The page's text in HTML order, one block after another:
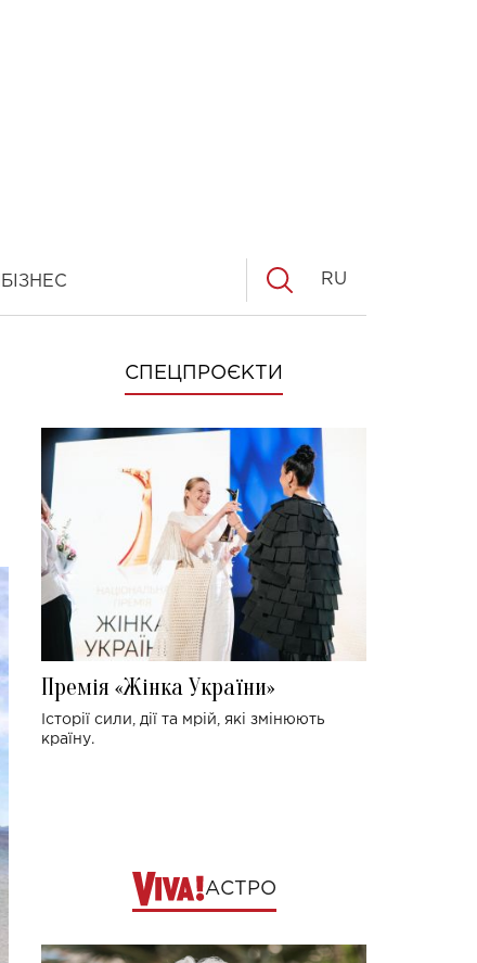
БІЗНЕС RU
СПЕЦПРОЄКТИ
Премія «Жінка України»
Історії сили, дії та мрій, які змінюють
країну.
АСТРО